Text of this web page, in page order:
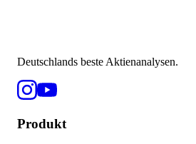
Deutschlands beste Aktienanalysen.
Produkt